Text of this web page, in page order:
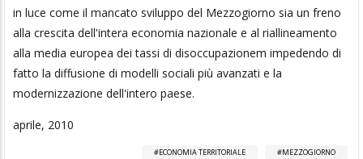
in luce come il mancato sviluppo del Mezzogiorno sia un freno
alla crescita dell'intera economia nazionale e al riallineamento
alla media europea dei tassi di disoccupazionem impedendo di
fatto la diffusione di modelli sociali più avanzati e la
modernizzazione dell'intero paese.
aprile, 2010
ECONOMIA TERRITORIALE MEZZOGIORNO